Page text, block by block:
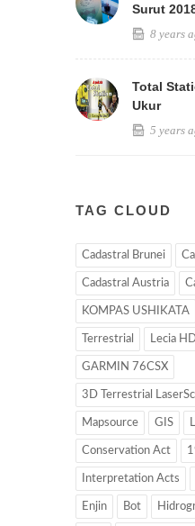
Surut
8 years
Total
Ukur
5 years
TAG CLOUD
Cadastral Brunei
Cadastral Austria
KOMPAS USHIKATA
Terrestrial Lecia
GARMIN 76CSX
3D Terrestrial
Mapsource GIS
Conservation Act
Interpretation Acts
Enjin Bot